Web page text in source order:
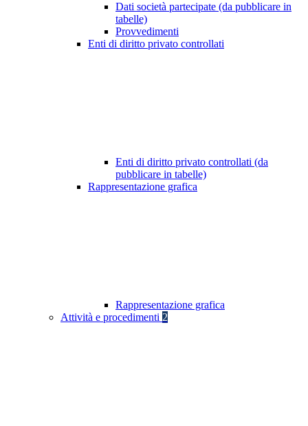
Dati società partecipate (da pubblicare in
tabelle)
Provvedimenti
Enti di diritto privato controllati
Enti di diritto privato controllati (da
pubblicare in tabelle)
Rappresentazione grafica
Rappresentazione grafica
Attività e procedimenti 2